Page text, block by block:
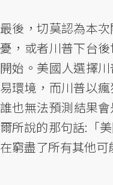
最後，切莫認為本
憂，或者川普下台
開始。美國人選擇
易環境，而川普以
誰也無法預測結果
爾所說的那句話:「
在窮盡了所有其他可